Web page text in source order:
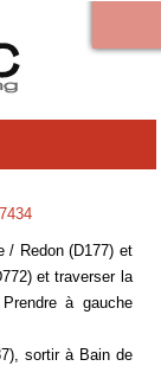
/ Redon (D177) et
et traverser la
à gauche
sortir à Bain de